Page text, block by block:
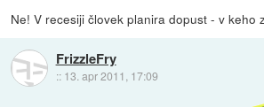
Ne! V recesiji človek planira dopust - v keho
FrizzleFry
:: 13. apr 2011, 17:09